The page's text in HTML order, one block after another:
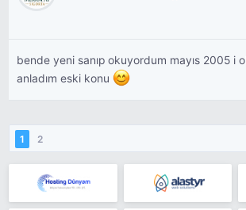
bende yeni sanıp okuyordum mayıs 2005 i
anladım eski konu
1 2